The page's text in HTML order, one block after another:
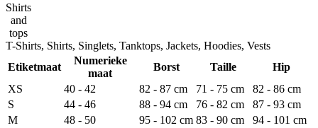
Shirts
and
tops
T-Shirts, Shirts, Singlets, Tanktops, Jackets, Hoodies, Vests
Etiketmaat
Numerieke
maat
Borst Taille
Hip
XS
40 - 42 82 - 87 cm 71 - 75 cm
82 - 86 cm
S
44 - 46 88 - 94 cm 76 - 82 cm
87 - 93 cm
M
48 - 50 95 - 102 cm 83 - 90 cm
94 - 101 cm